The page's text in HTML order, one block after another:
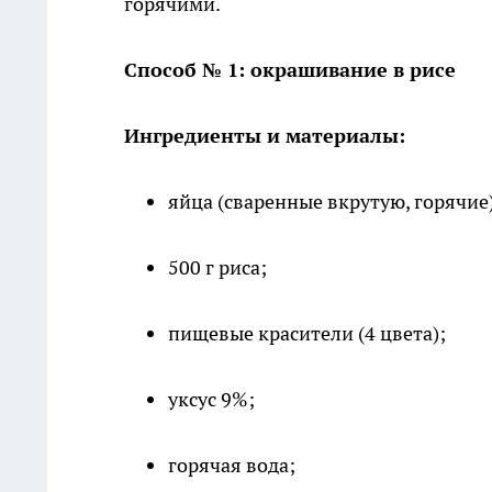
Способ № 1: окрашивание в рисе
Ингредиенты и материалы:
яйца (сваренные вкрутую,
500 г риса;
пищевые красители (4 цвета);
уксус 9%;
горячая вода;